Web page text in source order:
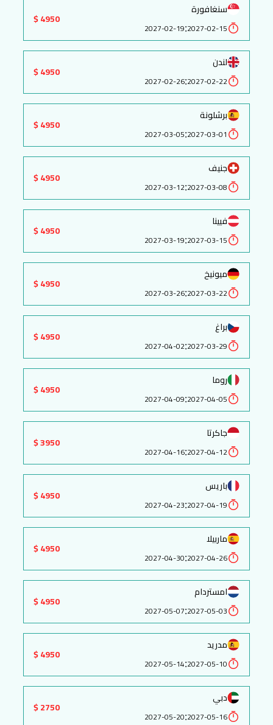
سنغافورة
2027-02-15
:
2027-02-19
4950 $
لندن
2027-02-22
:
2027-02-26
4950 $
برشلونة
2027-03-01
:
2027-03-05
4950 $
جنيف
2027-03-08
:
2027-03-12
4950 $
فيينا
2027-03-15
:
2027-03-19
4950 $
ميونيخ
2027-03-22
:
2027-03-26
4950 $
براغ
2027-03-29
:
2027-04-02
4950 $
روما
2027-04-05
:
2027-04-09
4950 $
جاكرتا
2027-04-12
:
2027-04-16
3950 $
باريس
2027-04-19
:
2027-04-23
4950 $
ماربيلا
2027-04-26
:
2027-04-30
4950 $
امستردام
2027-05-03
:
2027-05-07
4950 $
مدريد
2027-05-10
:
2027-05-14
4950 $
دبي
2027-05-16
:
2027-05-20
2750 $